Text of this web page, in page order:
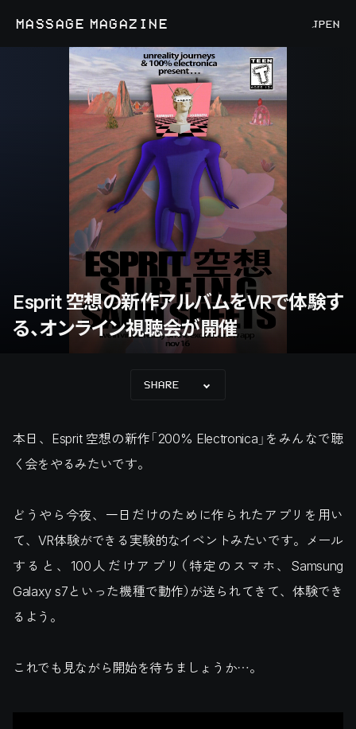
MASSAGE MAGAZINE JPEN
Esprit 空想の新作アルバムをVRで体験す
る、オンライン視聴会が開催
SHARE
本日、Esprit 空想の新作「200% Electronica」をみんなで聴
く会をやるみたいです。
どうやら今夜、一日だけのために作られたアプリを用い
て、VR体験ができる実験的なイベントみたいです。メール
すると、100人だけアプリ（特定のスマホ、Samsung
Galaxy s7といった機種で動作）が送られてきて、体験でき
るよう。
これでも見ながら開始を待ちましょうか…。